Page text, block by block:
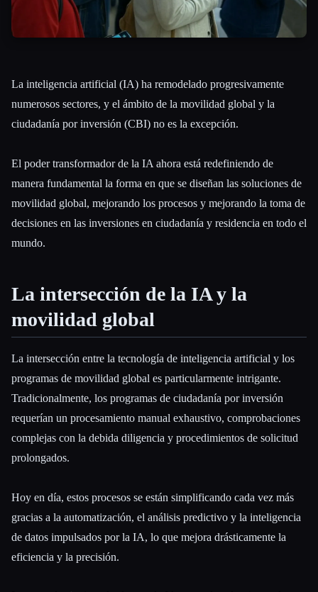
Esc
La inteligencia artificial (IA) ha remodelado progresivamente
numerosos sectores, y el ámbito de la movilidad global y la
ciudadanía por inversión (CBI) no es la excepción.
El poder transformador de la IA ahora está redefiniendo de
manera fundamental la forma en que se diseñan las soluciones de
movilidad global, mejorando los procesos y mejorando la toma de
decisiones en las inversiones en ciudadanía y residencia en todo el
mundo.
La intersección de la IA y la
movilidad global
La intersección entre la tecnología de inteligencia artificial y los
programas de movilidad global es particularmente intrigante.
Tradicionalmente, los programas de ciudadanía por inversión
requerían un procesamiento manual exhaustivo, comprobaciones
complejas con la debida diligencia y procedimientos de solicitud
prolongados.
Hoy en día, estos procesos se están simplificando cada vez más
gracias a la automatización, el análisis predictivo y la inteligencia
de datos impulsados por la IA, lo que mejora drásticamente la
eficiencia y la precisión.